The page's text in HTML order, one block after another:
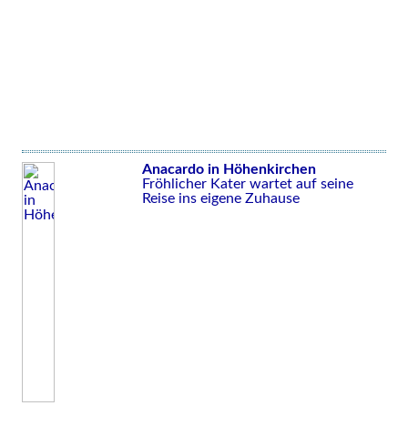
Anacardo in Höhenkirchen
Fröhlicher Kater wartet auf seine
Reise ins eigene Zuhause